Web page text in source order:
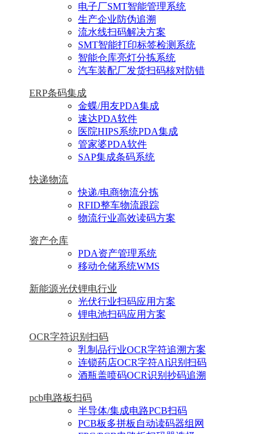
电子厂SMT智能管理系统
生产企业防伪追溯
流水线扫码解决方案
SMT智能打印标签检测系统
智能仓库亮灯分拣系统
汽车装配厂发货扫码核对防错
ERP条码集成
金蝶/用友PDA集成
速达PDA软件
医院HIPS系统PDA集成
管家婆PDA软件
SAP集成条码系统
快递物流
快递/电商物流分拣
RFID整车物流跟踪
物流行业高效读码方案
资产仓库
PDA资产管理系统
移动仓储系统WMS
新能源光伏锂电行业
光伏行业扫码应用方案
锂电池扫码应用方案
OCR字符识别扫码
乳制品行业OCR字符追溯方案
连锁药店OCR字符AI识别扫码
酒瓶盖喷码OCR识别抄码追溯
pcb电路板扫码
半导体/集成电路PCB扫码
PCB板多拼板自动读码器组网